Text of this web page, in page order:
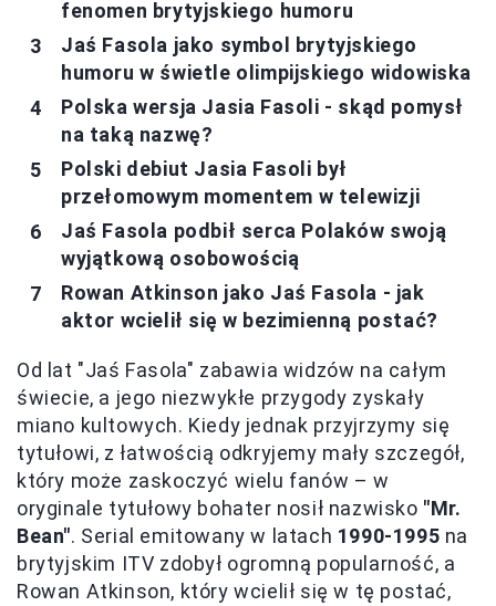
fenomen brytyjskiego humoru
Jaś Fasola jako symbol brytyjskiego
humoru w świetle olimpijskiego widowiska
Polska wersja Jasia Fasoli - skąd pomysł
na taką nazwę?
Polski debiut Jasia Fasoli był
przełomowym momentem w telewizji
Jaś Fasola podbił serca Polaków swoją
wyjątkową osobowością
Rowan Atkinson jako Jaś Fasola - jak
aktor wcielił się w bezimienną postać?
Od lat "Jaś Fasola" zabawia widzów na całym
świecie, a jego niezwykłe przygody zyskały
miano kultowych. Kiedy jednak przyjrzymy się
tytułowi, z łatwością odkryjemy mały szczegół,
który może zaskoczyć wielu fanów – w
oryginale tytułowy bohater nosił nazwisko "Mr.
Bean". Serial emitowany w latach 1990-1995 na
brytyjskim ITV zdobył ogromną popularność, a
Rowan Atkinson, który wcielił się w tę postać,